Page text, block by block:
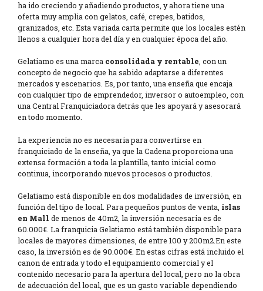
ha ido creciendo y añadiendo productos, y ahora tiene una
oferta muy amplia con gelatos, café, crepes, batidos,
granizados, etc. Esta variada carta permite que los locales estén
llenos a cualquier hora del día y en cualquier época del año.
Gelatiamo es una marca consolidada y rentable, con un
concepto de negocio que ha sabido adaptarse a diferentes
mercados y escenarios. Es, por tanto, una enseña que encaja
con cualquier tipo de emprendedor, inversor o autoempleo, con
una Central Franquiciadora detrás que les apoyará y asesorará
en todo momento.
La experiencia no es necesaria para convertirse en
franquiciado de la enseña, ya que la Cadena proporciona una
extensa formación a toda la plantilla, tanto inicial como
continua, incorporando nuevos procesos o productos.
Gelatiamo está disponible en dos modalidades de inversión, en
función del tipo de local. Para pequeños puntos de venta, islas
en Mall de menos de 40m2, la inversión necesaria es de
60.000€. La franquicia Gelatiamo está también disponible para
locales de mayores dimensiones, de entre 100 y 200m2.En este
caso, la inversión es de 90.000€. En estas cifras está incluido el
canon de entrada y todo el equipamiento comercial y el
contenido necesario para la apertura del local, pero no la obra
de adecuación del local, que es un gasto variable dependiendo